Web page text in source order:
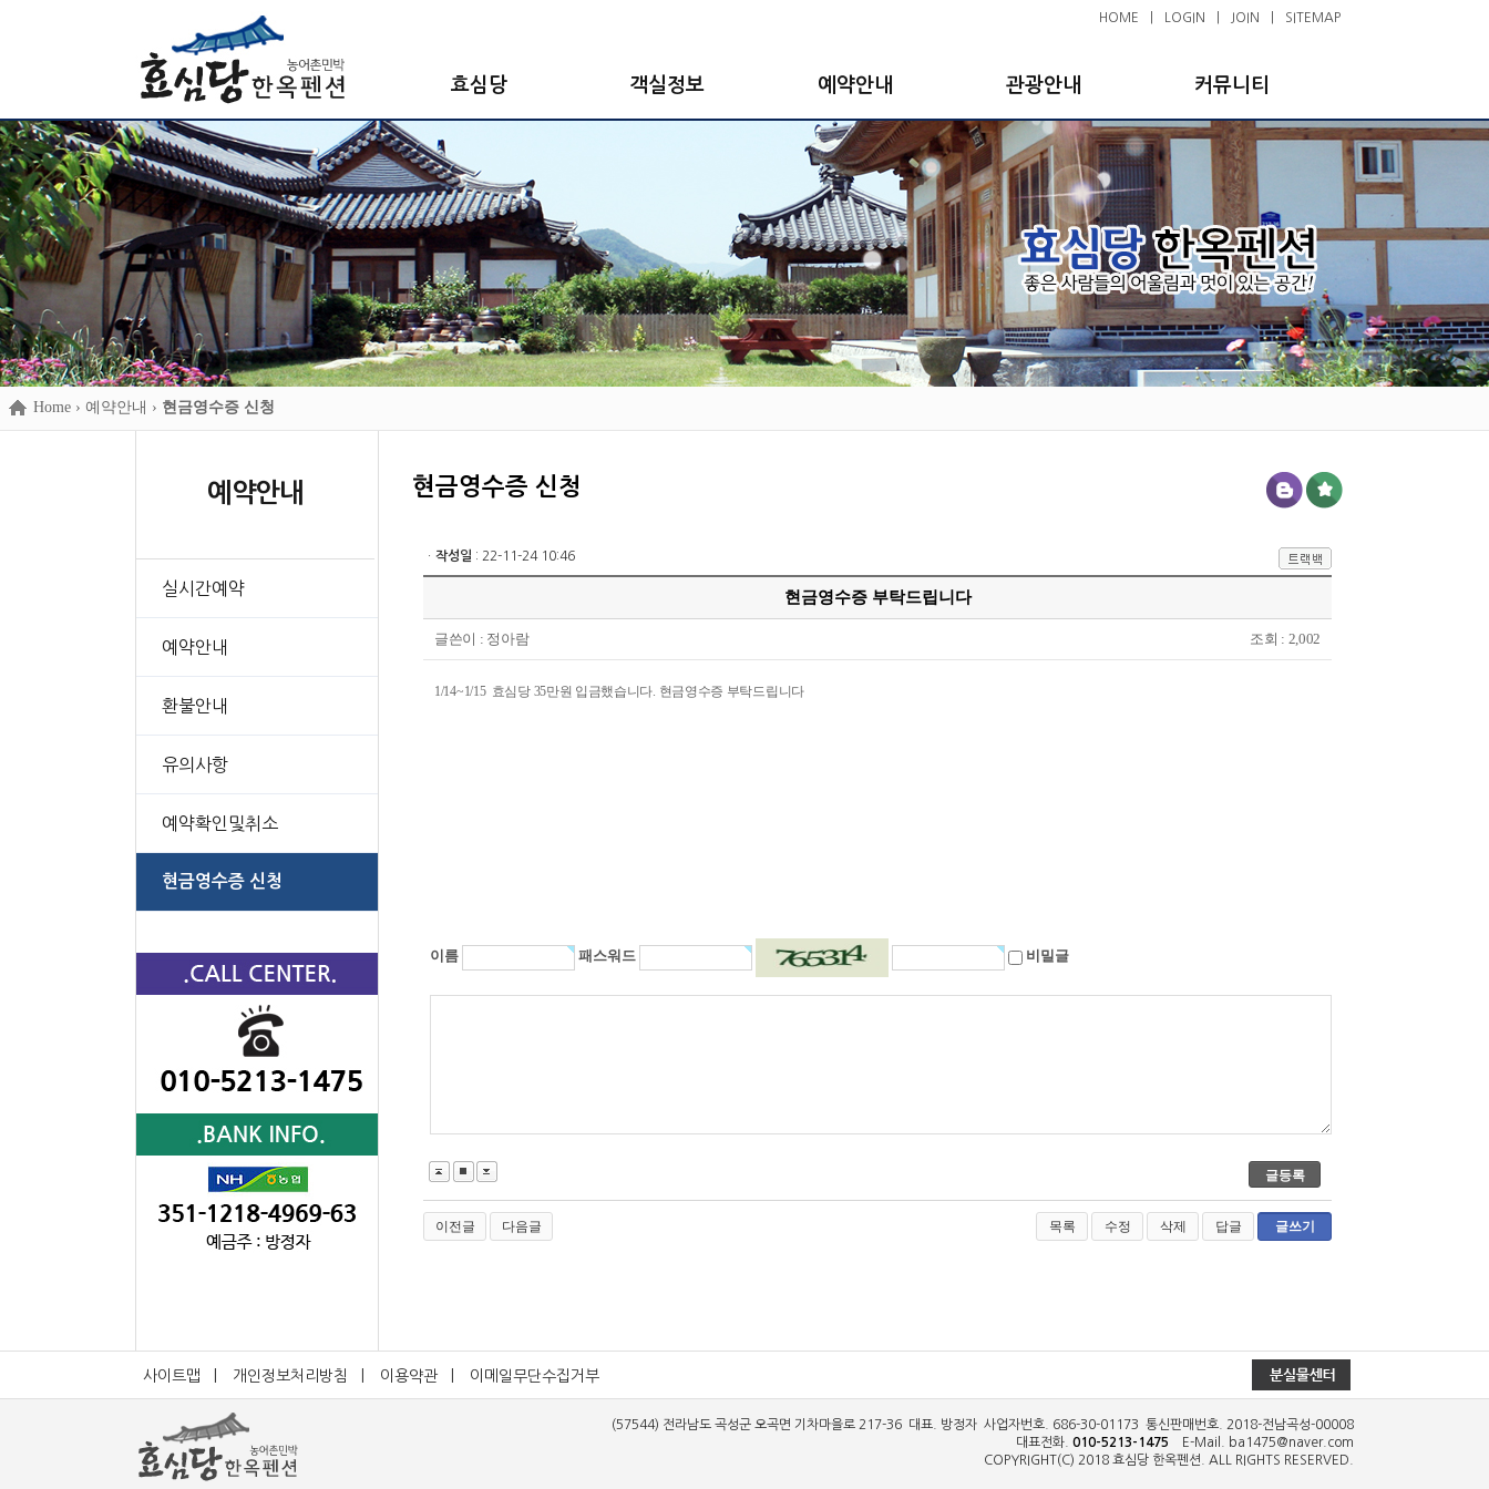
HOME LOGIN JOIN SITEMAP
효심당 객실정보 예약안내 관광안내 커뮤니티
Home › 예약안내 › 현금영수증 신청
예약안내
실시간예약
예약안내
환불안내
유의사항
예약확인및취소
현금영수증 신청
현금영수증 신청
ㆍ 작성일 : 22-11-24 10:46
현금영수증 부탁드립니다
글쓴이 : 정아람 조회 : 2,002
1/14~1/15 효심당 35만원 입금했습니다. 현금영수증 부탁드립니다
이름 패스워드 비밀글
이전글 다음글 목록 수정 삭제 답글 글쓰기
사이트맵 개인정보처리방침 이용약관 이메일무단수집거부
(57544) 전라남도 곡성군 오곡면 기차마을로 217-36 대표. 방정자 사업자번호. 686-30-01173 통신판매번호. 2018-전남곡성-00008
대표전화. 010-5213-1475 E-Mail. ba1475@naver.com
COPYRIGHT(C) 2018 효심당 한옥펜션 . ALL RIGHTS RESERVED.